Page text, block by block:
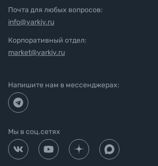
Почта для любых вопросов:
info@yarkiy.ru
Корпоративный отдел:
market@yarkiy.ru
Напишите нам в мессенджерах:
Мы в соц.сетях